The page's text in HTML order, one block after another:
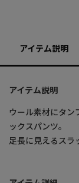
アイテム説明
アイテム説明
ウール素材にタン
ックスパンツ。
足長に見えるスラ